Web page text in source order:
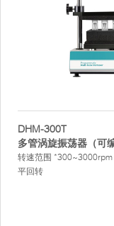
DHM-300T
多管涡旋振荡器（可
转速范围
平回转